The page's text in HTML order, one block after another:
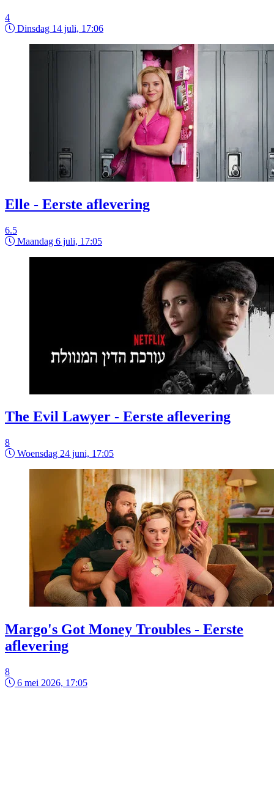
4
Dinsdag 14 juli, 17:06
Elle - Eerste aflevering
6.5
Maandag 6 juli, 17:05
The Evil Lawyer - Eerste aflevering
8
Woensdag 24 juni, 17:05
Margo's Got Money Troubles - Eerste
aflevering
8
6 mei 2026, 17:05